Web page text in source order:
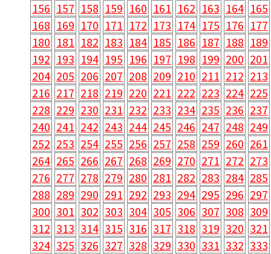
156 157 158 159 160 161 162 163 164 165
168 169 170 171 172 173 174 175 176 177
180 181 182 183 184 185 186 187 188 189
192 193 194 195 196 197 198 199 200 201
204 205 206 207 208 209 210 211 212 213
216 217 218 219 220 221 222 223 224 225
228 229 230 231 232 233 234 235 236 237
240 241 242 243 244 245 246 247 248 249
252 253 254 255 256 257 258 259 260 261
264 265 266 267 268 269 270 271 272 273
276 277 278 279 280 281 282 283 284 285
288 289 290 291 292 293 294 295 296 297
300 301 302 303 304 305 306 307 308 309
312 313 314 315 316 317 318 319 320 321
324 325 326 327 328 329 330 331 332 333